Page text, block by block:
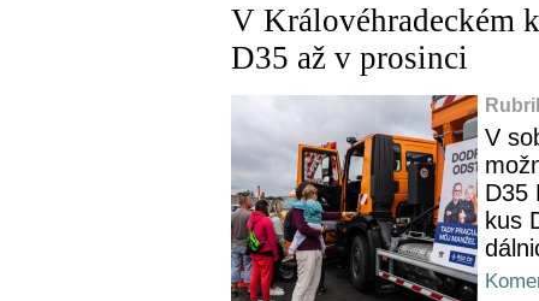
V Královéhradeckém
D35 až v prosinci
V
D35
kus